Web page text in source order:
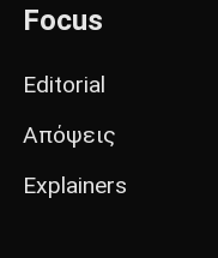
Focus
Editorial
Απόψεις
Explainers